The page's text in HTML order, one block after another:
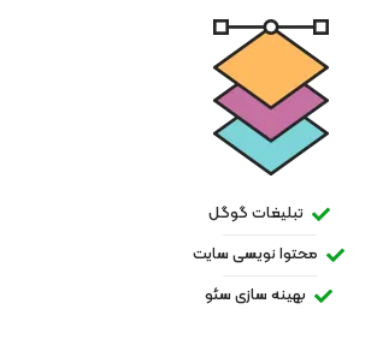
تبلیغات گوگل
محتوا نویسی سایت
بهینه سازی سئو